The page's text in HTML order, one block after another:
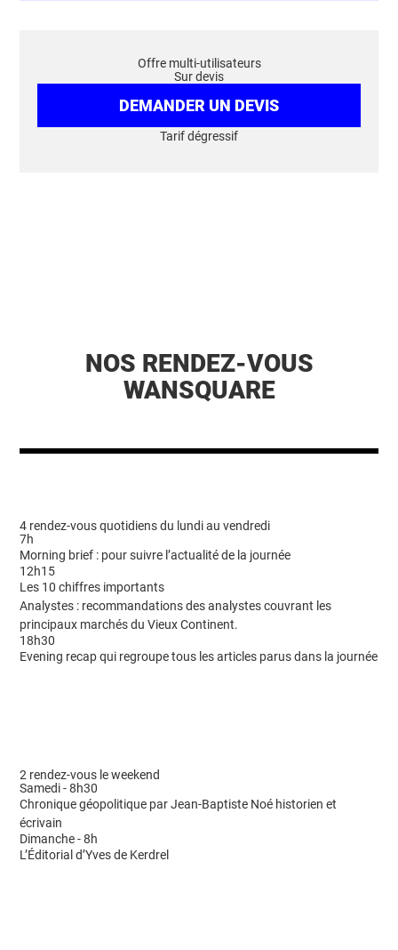
Offre multi-utilisateurs
Sur devis
DEMANDER UN DEVIS
Tarif dégressif
NOS RENDEZ-VOUS
WANSQUARE
4 rendez-vous quotidiens du lundi au vendredi
7h
Morning brief : pour suivre l’actualité de la journée
12h15
Les 10 chiffres importants
Analystes : recommandations des analystes couvrant les
principaux marchés du Vieux Continent.
18h30
Evening recap qui regroupe tous les articles parus dans la journée
2 rendez-vous le weekend
Samedi - 8h30
Chronique géopolitique par Jean-Baptiste Noé historien et
écrivain
Dimanche - 8h
L’Éditorial d’Yves de Kerdrel